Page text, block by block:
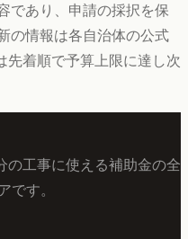
であり、申請の採択を保
の情報は各自治体の公式
先着順で予算上限に達し次
の工事に使える補助金の全
です。